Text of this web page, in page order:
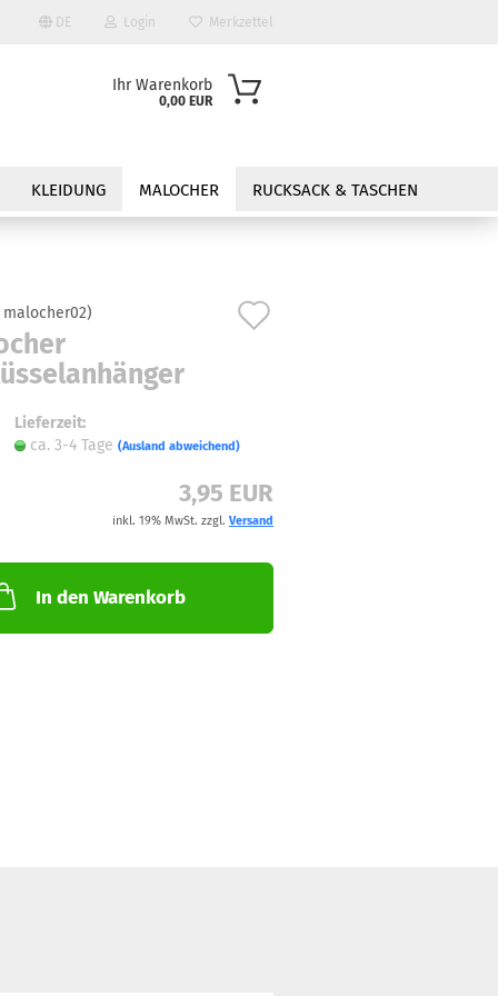
DE Login Merkzettel
Ihr Warenkorb
0,00 EUR
KLEIDUNG MALOCHER RUCKSACK & TASCHEN
malocher02)
Lieferzeit:
ca. 3-4 Tage (Ausland abweichend)
3,95 EUR
inkl. 19% MwSt. zzgl. Versand
In den Warenkorb